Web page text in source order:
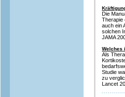
Die
Therapie
auch ein
solchen
JAMA
Welches
Als
Studie
zu
Lancet